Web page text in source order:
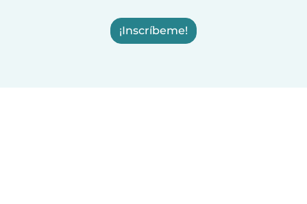
¡Inscríbeme!